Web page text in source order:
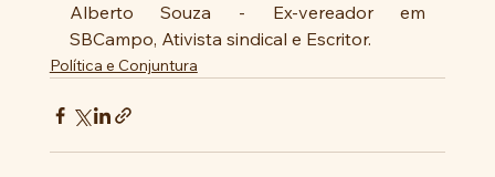
Alberto Souza - Ex-vereador em
SBCampo, Ativista sindical e Escritor.
Política e Conjuntura